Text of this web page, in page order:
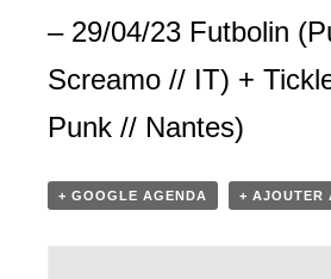
– 29/04/23 Futbolin
Screamo // IT) +
Punk // Nantes)
+ GOOGLE AGENDA + AJOUTER